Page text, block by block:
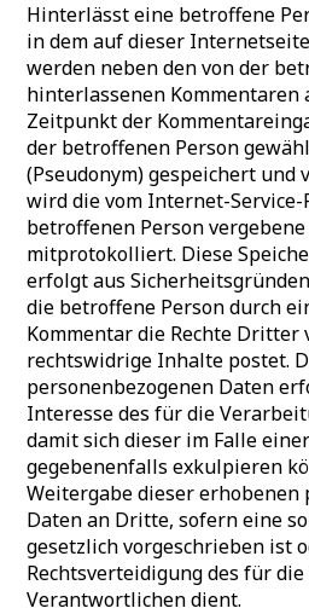
Hinterlässt eine betroffene
in dem auf dieser
werden neben den von der
hinterlassenen Kommentaren
Zeitpunkt der
der betroffenen Person
(Pseudonym) gespeichert und
wird die vom Internet-Service-
betroffenen Person
mitprotokolliert. Diese
erfolgt aus
die betroffene Person durch
Kommentar die Rechte Dritter
rechtswidrige Inhalte postet.
personenbezogenen Daten
Interesse des für die
damit sich dieser im Falle
gegebenenfalls exkulpieren
Weitergabe dieser erhobenen
Daten an Dritte, sofern eine
gesetzlich vorgeschrieben ist
Rechtsverteidigung des für
Verantwortlichen dient.